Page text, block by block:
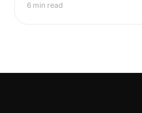
6 min read